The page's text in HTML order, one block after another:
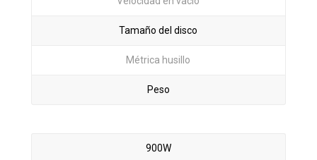
Tamaño del disco
Métrica husillo
Peso
900W